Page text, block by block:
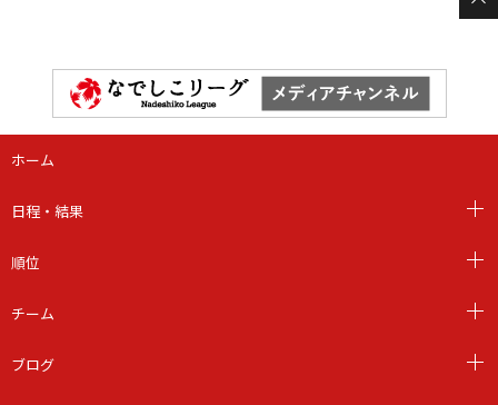
ホーム
日程・結果
順位
チーム
ブログ